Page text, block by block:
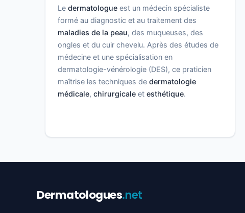
Le dermatologue est un médecin spécialiste
formé au diagnostic et au traitement des
maladies de la peau, des muqueuses, des
ongles et du cuir chevelu. Après des études de
médecine et une spécialisation en
dermatologie-vénérologie (DES), ce praticien
maîtrise les techniques de dermatologie
médicale, chirurgicale et esthétique.
Dermatologues.net